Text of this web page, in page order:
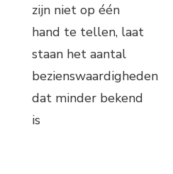
zijn niet op één
hand te tellen, laat
staan het aantal
bezienswaardigheden
dat minder bekend
is